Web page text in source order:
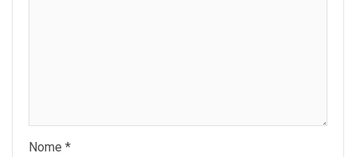
Nome *